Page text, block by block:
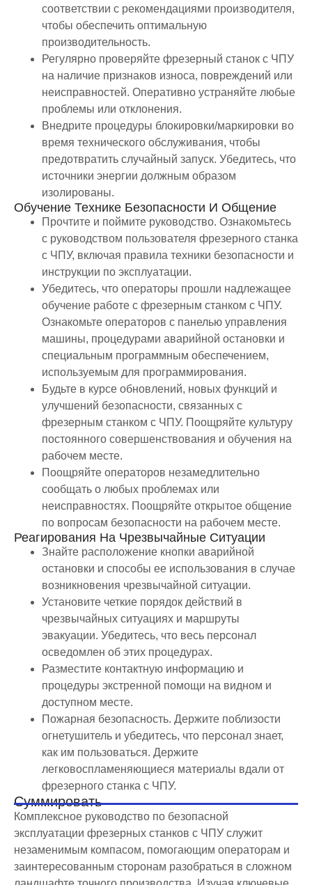
соответствии с рекомендациями производителя,
чтобы обеспечить оптимальную
производительность.
Регулярно проверяйте фрезерный станок с ЧПУ
на наличие признаков износа, повреждений или
неисправностей. Оперативно устраняйте любые
проблемы или отклонения.
Внедрите процедуры блокировки/маркировки во
время технического обслуживания, чтобы
предотвратить случайный запуск. Убедитесь, что
источники энергии должным образом
изолированы.
Обучение Технике Безопасности И Общение
Прочтите и поймите руководство. Ознакомьтесь
с руководством пользователя фрезерного станка
с ЧПУ, включая правила техники безопасности и
инструкции по эксплуатации.
Убедитесь, что операторы прошли надлежащее
обучение работе с фрезерным станком с ЧПУ.
Ознакомьте операторов с панелью управления
машины, процедурами аварийной остановки и
специальным программным обеспечением,
используемым для программирования.
Будьте в курсе обновлений, новых функций и
улучшений безопасности, связанных с
фрезерным станком с ЧПУ. Поощряйте культуру
постоянного совершенствования и обучения на
рабочем месте.
Поощряйте операторов незамедлительно
сообщать о любых проблемах или
неисправностях. Поощряйте открытое общение
по вопросам безопасности на рабочем месте.
Реагирования На Чрезвычайные Ситуации
Знайте расположение кнопки аварийной
остановки и способы ее использования в случае
возникновения чрезвычайной ситуации.
Установите четкие порядок действий в
чрезвычайных ситуациях и маршруты
эвакуации. Убедитесь, что весь персонал
осведомлен об этих процедурах.
Разместите контактную информацию и
процедуры экстренной помощи на видном и
доступном месте.
Пожарная безопасность. Держите поблизости
огнетушитель и убедитесь, что персонал знает,
как им пользоваться. Держите
легковоспламеняющиеся материалы вдали от
фрезерного станка с ЧПУ.
Суммировать
Комплексное руководство по безопасной
эксплуатации фрезерных станков с ЧПУ служит
незаменимым компасом, помогающим операторам и
заинтересованным сторонам разобраться в сложном